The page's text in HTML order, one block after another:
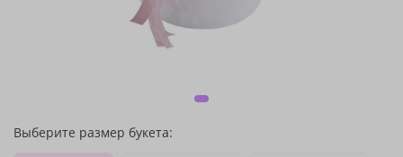
Выберите размер букета: